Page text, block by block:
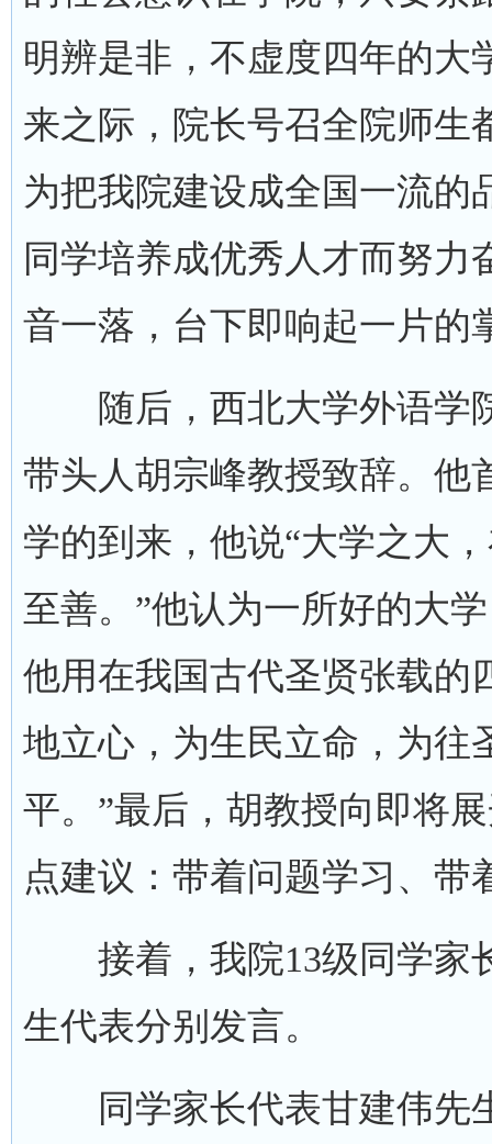
明辨是非，不虚度四年的大
来之际，院长号召全院师生
为把我院建设成全国一流的
同学培养成优秀人才而努
音一落，台下即响起一片的
随后，西北大学外语学
带头人胡宗峰教授致辞。他
学的到来，他说“大学之大
至善。”他认为一所好的大
他用在我国古代圣贤张载的
地立心，为生民立命，为往
平。”最后，胡教授向即将
点建议：带着问题学习、带
接着，我院13级同学家
生代表分别发言。
同学家长代表甘建伟先